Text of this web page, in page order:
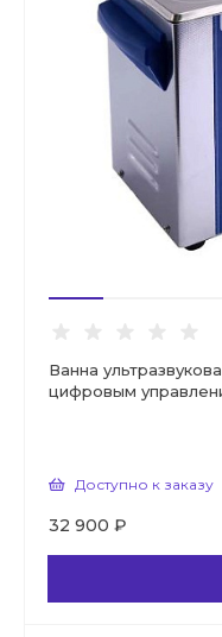
Ванна
цифровым
Доступно к заказу
32 900 ₽